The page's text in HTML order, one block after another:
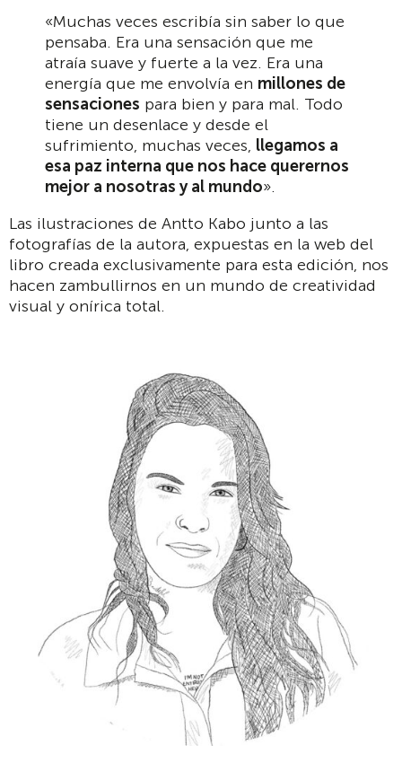
«Muchas veces escribía sin saber lo que
pensaba. Era una sensación que me
atraía suave y fuerte a la vez. Era una
energía que me envolvía en millones de
sensaciones para bien y para mal. Todo
tiene un desenlace y desde el
sufrimiento, muchas veces, llegamos a
esa paz interna que nos hace querernos
mejor a nosotras y al mundo».
Las ilustraciones de Antto Kabo junto a las
fotografías de la autora, expuestas en la web del
libro creada exclusivamente para esta edición, nos
hacen zambullirnos en un mundo de creatividad
visual y onírica total.